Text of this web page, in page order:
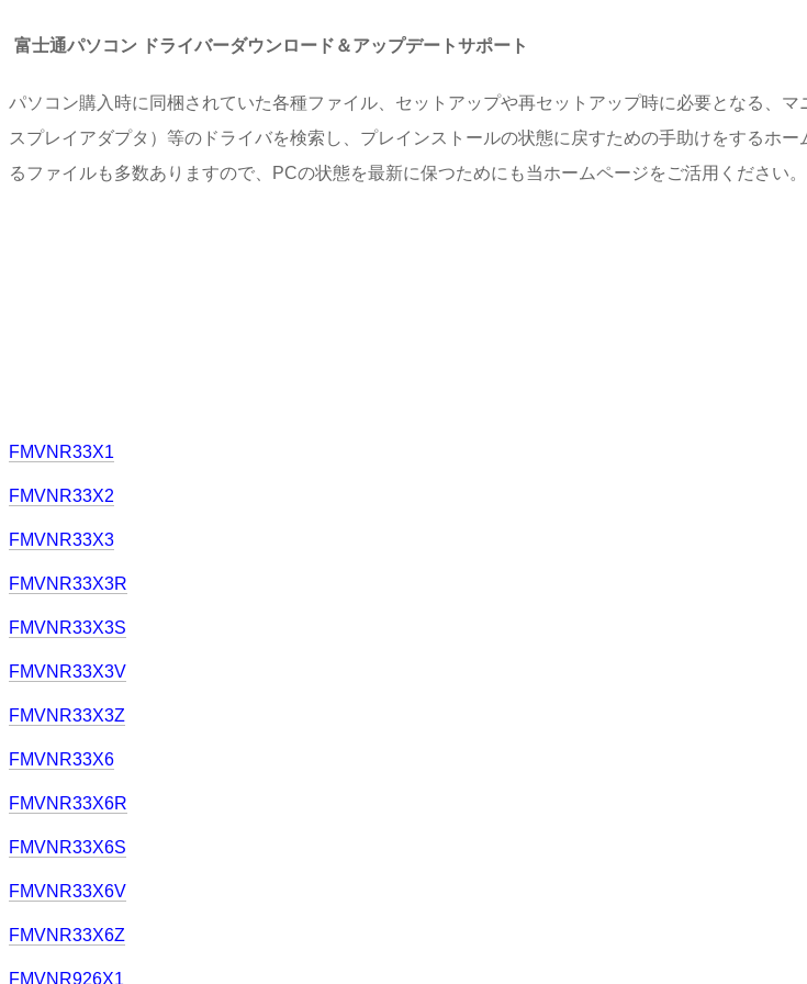
富士通パソコン ドライバーダウンロード＆アップデートサポート
パソコン購入時に同梱されていた各種ファイル、セットアップや再セットアップ時に必要となる、
スプレイアダプタ）等のドライバを検索し、プレインストールの状態に戻すための手助けをするホ
るファイルも多数ありますので、PCの状態を最新に保つためにも当ホームページをご活用ください。
FMVNR33X1
FMVNR33X2
FMVNR33X3
FMVNR33X3R
FMVNR33X3S
FMVNR33X3V
FMVNR33X3Z
FMVNR33X6
FMVNR33X6R
FMVNR33X6S
FMVNR33X6V
FMVNR33X6Z
FMVNR926X1